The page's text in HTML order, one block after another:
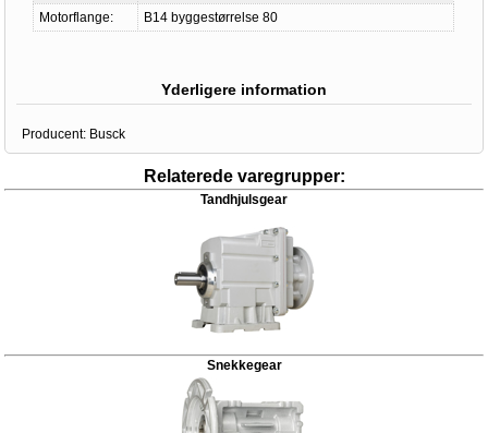
Motorflange: B14 byggestørrelse 80
Yderligere information
Producent: Busck
Relaterede varegrupper:
Tandhjulsgear
Snekkegear